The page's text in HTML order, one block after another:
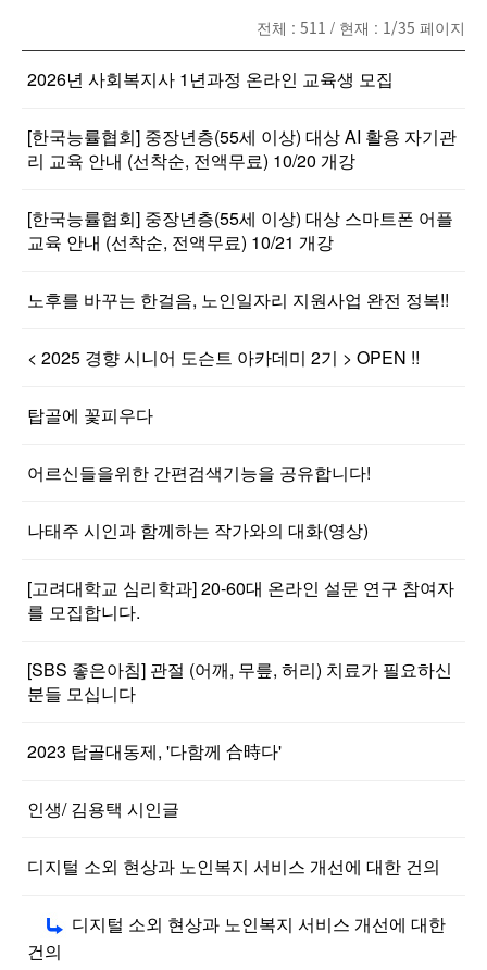
전체 : 511 / 현재 : 1/35 페이지
2026년 사회복지사 1년과정 온라인 교육생 모집
[한국능률협회] 중장년층(55세 이상) 대상 AI 활용 자기관
리 교육 안내 (선착순, 전액무료) 10/20 개강
[한국능률협회] 중장년층(55세 이상) 대상 스마트폰 어플
교육 안내 (선착순, 전액무료) 10/21 개강
노후를 바꾸는 한걸음, 노인일자리 지원사업 완전 정복!!
< 2025 경향 시니어 도슨트 아카데미 2기 > OPEN !!
탑골에 꽃피우다
어르신들을위한 간편검색기능을 공유합니다!
나태주 시인과 함께하는 작가와의 대화(영상)
[고려대학교 심리학과] 20-60대 온라인 설문 연구 참여자
를 모집합니다.
[SBS 좋은아침] 관절 (어깨, 무릎, 허리) 치료가 필요하신
분들 모십니다
2023 탑골대동제, '다함께 合時다'
인생/ 김용택 시인글
디지털 소외 현상과 노인복지 서비스 개선에 대한 건의
디지털 소외 현상과 노인복지 서비스 개선에 대한
건의